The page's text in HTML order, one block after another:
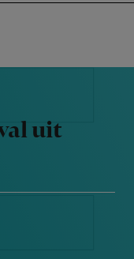
uit